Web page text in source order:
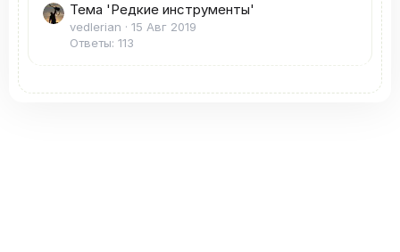
Тема 'Редкие инструменты'
vedlerian
15 Авг 2019
Ответы: 113